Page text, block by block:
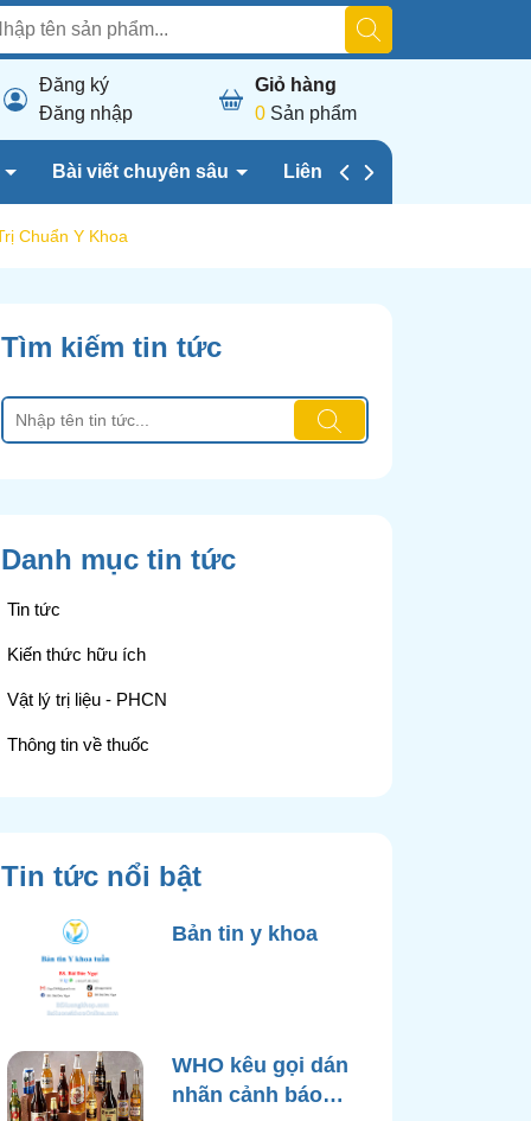
Đăng ký
Đăng nhập
Giỏ hàng
0 Sản phẩm
Bài viết chuyên sâu Liên hệ chúng tôi
Chuẩn Y Khoa
Tìm kiếm tin tức
Danh mục tin tức
Tin tức
Kiến thức hữu ích
Vật lý trị liệu - PHCN
Thông tin về thuốc
Tin tức nổi bật
Bản tin y khoa
WHO kêu gọi dán
nhãn cảnh báo